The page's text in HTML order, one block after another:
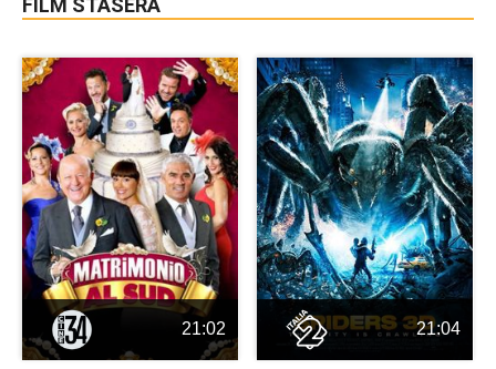
FILM STASERA
21:02 21:04